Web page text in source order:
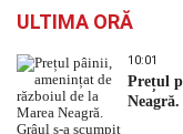
ULTIMA ORĂ
10:01
Prețul